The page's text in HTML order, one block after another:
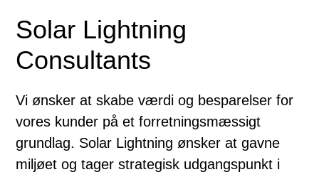
Solar Lightning
Consultants
Vi ønsker at skabe værdi og besparelser for
vores kunder på et forretningsmæssigt
grundlag. Solar Lightning ønsker at gavne
miljøet og tager strategisk udgangspunkt i